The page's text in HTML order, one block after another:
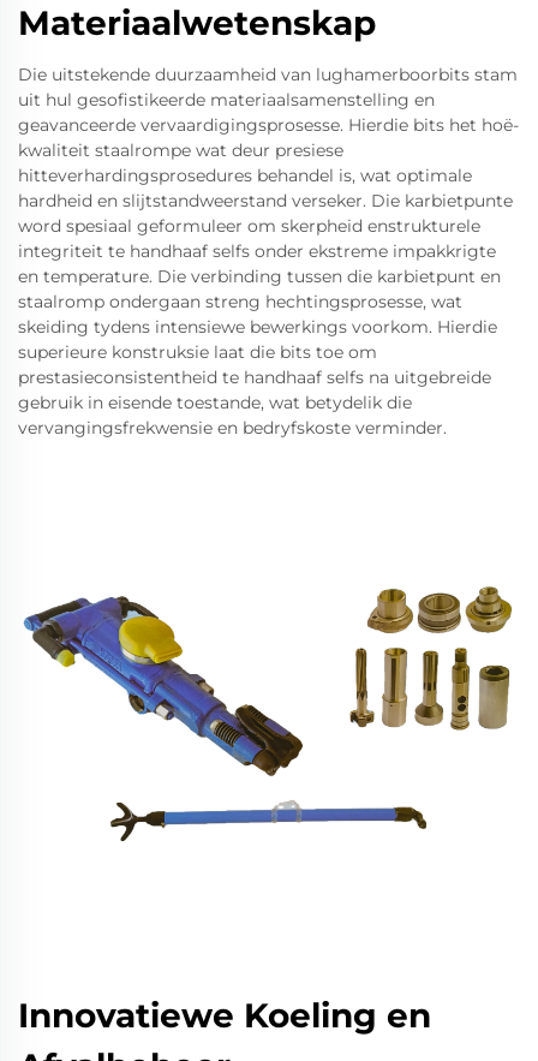
Materiaalwetenskap
Die uitstekende duurzaamheid van lughamerboorbits stam
uit hul gesofistikeerde materiaalsamenstelling en
geavanceerde vervaardigingsprosesse. Hierdie bits het hoë-
kwaliteit staalrompe wat deur presiese
hitteverhardingsprosedures behandel is, wat optimale
hardheid en slijtstandweerstand verseker. Die karbietpunte
word spesiaal geformuleer om skerpheid enstrukturele
integriteit te handhaaf selfs onder ekstreme impakkrigte
en temperature. Die verbinding tussen die karbietpunt en
staalromp ondergaan streng hechtingsprosesse, wat
skeiding tydens intensiewe bewerkings voorkom. Hierdie
superieure konstruksie laat die bits toe om
prestasieconsistentheid te handhaaf selfs na uitgebreide
gebruik in eisende toestande, wat betydelik die
vervangingsfrekwensie en bedryfskoste verminder.
Innovatiewe Koeling en